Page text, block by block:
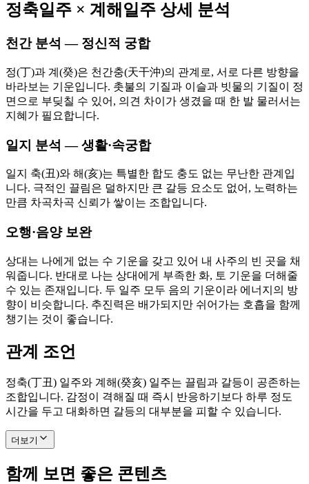
정축일주 × 계해 일주 상세 분석
천간 분석 — 정신적 궁합
정(丁)과 계(癸)은 천간충(天干沖)의 관계로, 서로 다른 방향을
바라보는 기운입니다. 촛불의 기질과 이슬과 빗물의 기질이 정
면으로 부딪칠 수 있어, 의견 차이가 생겼을 때 한 발 물러서는
지혜가 필요합니다.
일지 분석 — 생활·속궁합
일지 축(丑)와 해(亥)는 특별한 합도 충도 없는 무난한 관계입
니다. 극적인 끌림은 덜하지만 큰 갈등 요소도 없어, 노력하는
만큼 차곡차곡 신뢰가 쌓이는 조합입니다.
오행·음양 보완
상대는 나에게 없는 수 기운을 갖고 있어 내 사주의 빈 곳을 채
워줍니다. 반대로 나는 상대에게 부족한 화, 토 기운을 더해줄
수 있는 존재입니다. 두 일주 모두 음의 기운이라 에너지의 방
향이 비슷합니다. 추진력은 배가되지만 쉬어가는 호흡을 함께
챙기는 것이 좋습니다.
관계 조언
정축(丁丑) 일주와 계해(癸亥) 일주는 끌림과 갈등이 공존하는
조합입니다. 감정이 격해질 때 즉시 반응하기보다 하루 정도
시간을 두고 대화하면 갈등의 대부분을 피할 수 있습니다.
더보기
함께 보면 좋은 콘텐츠